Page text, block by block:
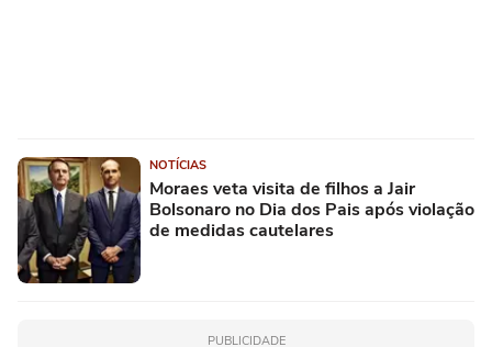
NOTÍCIAS
Moraes veta visita de filhos a Jair
Bolsonaro no Dia dos Pais após violação
de medidas cautelares
PUBLICIDADE